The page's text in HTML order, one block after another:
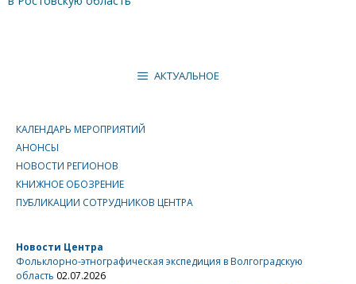
АКТУАЛЬНОЕ
КАЛЕНДАРЬ МЕРОПРИЯТИЙ
АНОНСЫ
НОВОСТИ РЕГИОНОВ
КНИЖНОЕ ОБОЗРЕНИЕ
ПУБЛИКАЦИИ СОТРУДНИКОВ ЦЕНТРА
Новости Центра
Фольклорно-этнографическая экспедиция в Волгоградскую
область 02.07.2026